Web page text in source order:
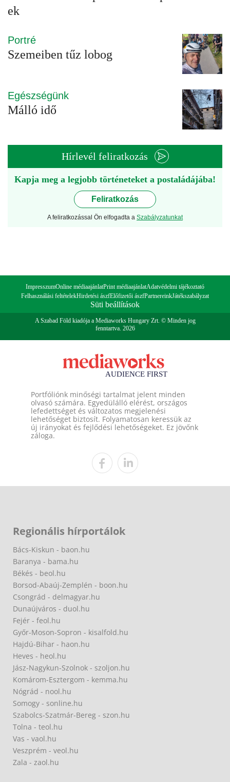
ek
Portré
Szemeiben tűz lobog
Egészségünk
Málló idő
Hírlevél feliratkozás
Kapja meg a legjobb történeteket a postaládájába!
Feliratkozás
A feliratkozással Ön elfogadta a Szabályzatunkat
ImpresszumOnline médiaajánlatPrint médiaajánlatAdatvédelmi tájékoztató
Felhasználási feltételekHirdetési ászfElőfizetői ászfPartnereinkJátékszabályzat
Süti beállítások
A Szabad Föld kiadója a Mediaworks Hungary Zrt. © Minden jog
fenntartva. 2026
Portfóliónk minőségi tartalmat jelent minden
olvasó számára. Egyedülálló elérést, országos
lefedettséget és változatos megjelenési
lehetőséget biztosít. Folyamatosan keressük az
új irányokat és fejlődési lehetőségeket. Ez jövőnk
záloga.
Regionális hírportálok
Bács-Kiskun - baon.hu
Baranya - bama.hu
Békés - beol.hu
Borsod-Abaúj-Zemplén - boon.hu
Csongrád - delmagyar.hu
Dunaújváros - duol.hu
Fejér - feol.hu
Győr-Moson-Sopron - kisalfold.hu
Hajdú-Bihar - haon.hu
Heves - heol.hu
Jász-Nagykun-Szolnok - szoljon.hu
Komárom-Esztergom - kemma.hu
Nógrád - nool.hu
Somogy - sonline.hu
Szabolcs-Szatmár-Bereg - szon.hu
Tolna - teol.hu
Vas - vaol.hu
Veszprém - veol.hu
Zala - zaol.hu